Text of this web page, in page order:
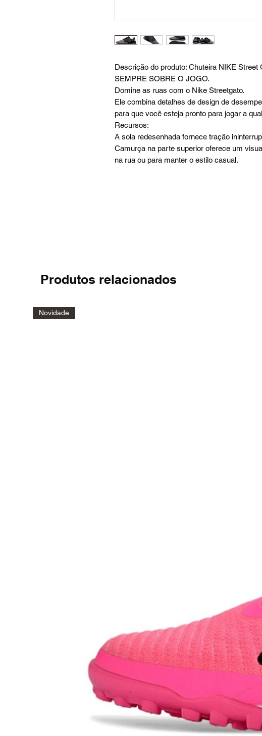
Descrição do produto: Chuteira NIKE Street
SEMPRE SOBRE O JOGO.
Domine as ruas com o Nike Streetgato.
Ele combina detalhes de design de
para que você esteja pronto para jogar a
Recursos:
A sola redesenhada fornece tração
Camurça na parte superior oferece um
na rua ou para manter o estilo casual.
Produtos relacionados
Novidade